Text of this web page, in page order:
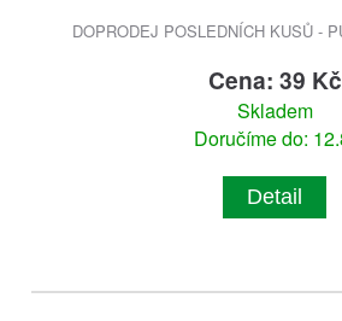
DOPRODEJ POSLEDNÍCH KUSŮ -
Cena: 39 Kč
Skladem
Doručíme do:
Detail